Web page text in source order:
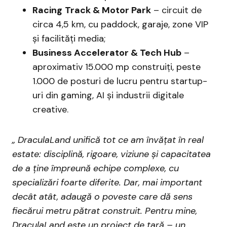
Racing Track & Motor Park – circuit de
circa 4,5 km, cu paddock, garaje, zone VIP
și facilități media;
Business Accelerator & Tech Hub –
aproximativ 15.000 mp construiți, peste
1.000 de posturi de lucru pentru startup-
uri din gaming, AI și industrii digitale
creative.
„ DraculaLand unifică tot ce am învățat în real
estate: disciplină, rigoare, viziune și capacitatea
de a ține împreună echipe complexe, cu
specializări foarte diferite. Dar, mai important
decât atât, adaugă o poveste care dă sens
fiecărui metru pătrat construit. Pentru mine,